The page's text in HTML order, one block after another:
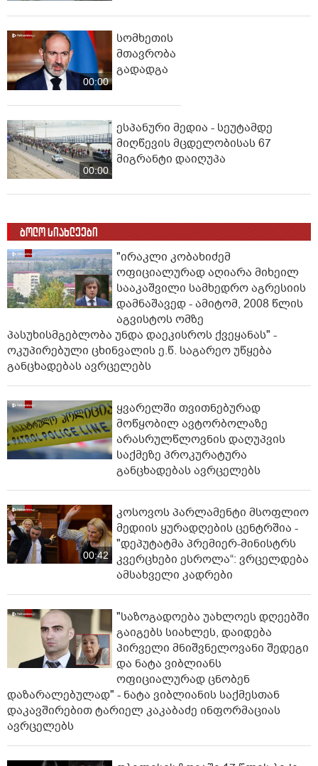
00:00
სომხეთის
მთავრობა
გადადგა
00:00
ესპანური მედია - სეუტამდე
მიღწევის მცდელობისას 67
მიგრანტი დაიღუპა
ბოლო სიახლეები
"ირაკლი კობახიძემ
ოფიციალურად აღიარა მიხეილ
სააკაშვილი სამხედრო აგრესიის
დამნაშავედ - ამიტომ, 2008 წლის
აგვისტოს ომზე
პასუხისმგებლობა უნდა დაეკისროს ქვეყანას" -
ოკუპირებული ცხინვალის ე.წ. საგარეო უწყება
განცხადებას ავრცელებს
ყვარელში თვითნებურად
მოწყობილ ავტორბოლაზე
არასრულწლოვნის დაღუპვის
საქმეზე პროკურატურა
განცხადებას ავრცელებს
00:42
კოსოვოს პარლამენტი მსოფლიო
მედიის ყურადღების ცენტრშია -
"დეპუტატმა პრემიერ-მინისტრს
კვერცხები ესროლა“: ვრცელდება
ამსახველი კადრები
"საზოგადოება უახლოეს დღეებში
გაიგებს სიახლეს, დაიდება
პირველი მნიშვნელოვანი შედეგი
და ნატა ვიბლიანს
ოფიციალურად ცნობენ
დაზარალებულად" - ნატა ვიბლიანის საქმესთან
დაკავშირებით ტარიელ კაკაბაძე ინფორმაციას
ავრცელებს